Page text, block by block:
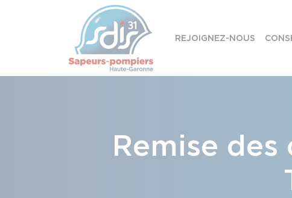
REJOIGNEZ-NOUS
Remise
Panneau de gestion des cookies